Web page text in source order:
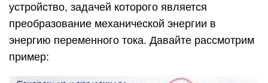
устройство, задачей которого является
преобразование механической энергии в
энергию переменного тока. Давайте рассмотрим
пример: